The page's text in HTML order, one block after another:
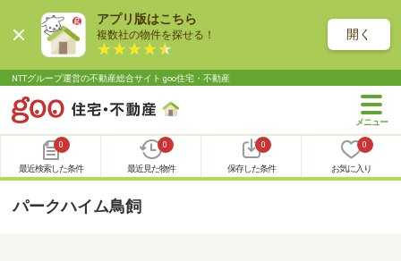
アプリ版はこちら
複数社の物件を探せる！ 開く
NTTグループ運営の不動産総合サイト goo住宅・不動産
0
最近検索した条件
0
最近見た物件
0
保存した条件
0
お気に入り
パークハイム鳥飼